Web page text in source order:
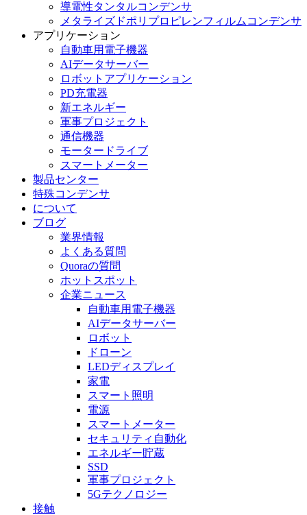
導電性タンタルコンデンサ
メタライズドポリプロピレンフィルムコンデンサ
アプリケーション
自動車用電子機器
AIデータサーバー
ロボットアプリケーション
PD充電器
新エネルギー
軍事プロジェクト
通信機器
モータードライブ
スマートメーター
製品センター
特殊コンデンサ
について
ブログ
業界情報
よくある質問
Quoraの質問
ホットスポット
企業ニュース
自動車用電子機器
AIデータサーバー
ロボット
ドローン
LEDディスプレイ
家電
スマート照明
電源
スマートメーター
セキュリティ自動化
エネルギー貯蔵
SSD
軍事プロジェクト
5Gテクノロジー
接触